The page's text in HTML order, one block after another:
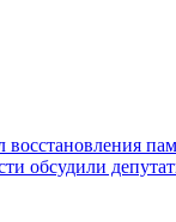
обсудили